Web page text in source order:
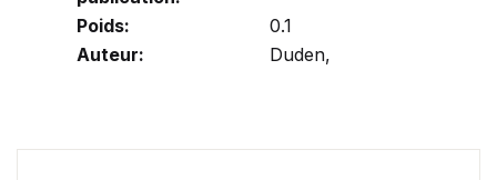
Poids:
0.1
Auteur:
Duden,